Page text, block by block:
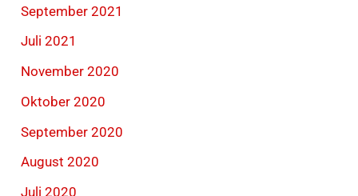
September 2021
Juli 2021
November 2020
Oktober 2020
September 2020
August 2020
Juli 2020